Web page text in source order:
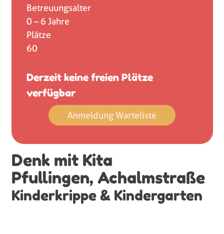
Betreuungsalter
0 – 6 Jahre
Plätze
60
Derzeit keine freien Plätze
verfügbar
Anmeldung Warteliste
Denk mit Kita
Pfullingen, Achalmstraße
Kinderkrippe & Kindergarten